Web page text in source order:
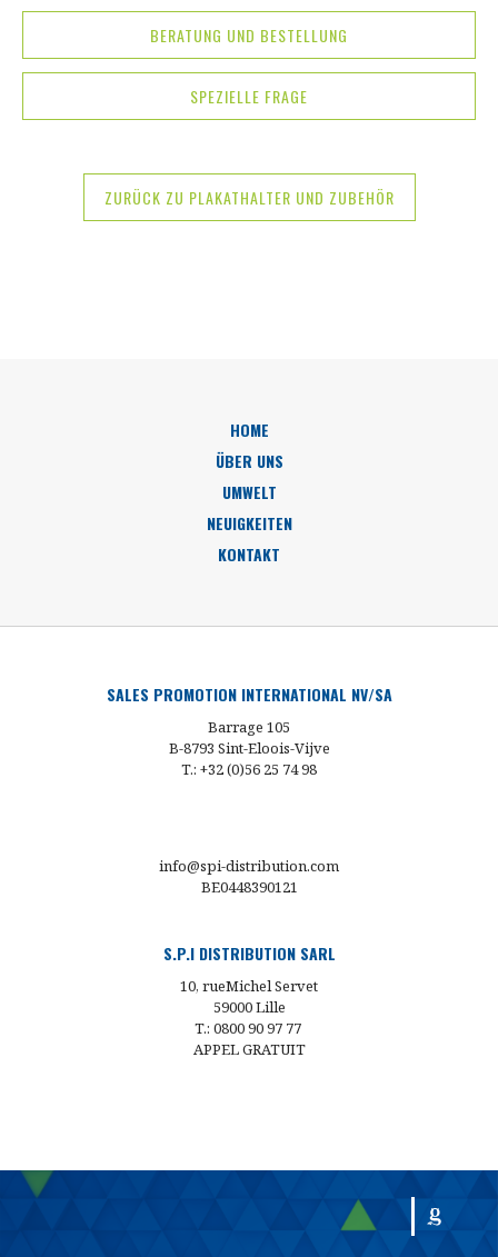
BERATUNG UND BESTELLUNG
SPEZIELLE FRAGE
ZURÜCK ZU PLAKATHALTER UND ZUBEHÖR
HOME
ÜBER UNS
UMWELT
NEUIGKEITEN
KONTAKT
SALES PROMOTION INTERNATIONAL NV/SA
Barrage 105
B-8793 Sint-Eloois-Vijve
T.: +32 (0)56 25 74 98
info@spi-distribution.com
BE0448390121
S.P.I DISTRIBUTION SARL
10, rueMichel Servet
59000 Lille
T.: 0800 90 97 77
APPEL GRATUIT